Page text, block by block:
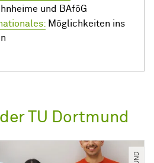
und BAföG
Möglichkeiten ins
TU Dortmund